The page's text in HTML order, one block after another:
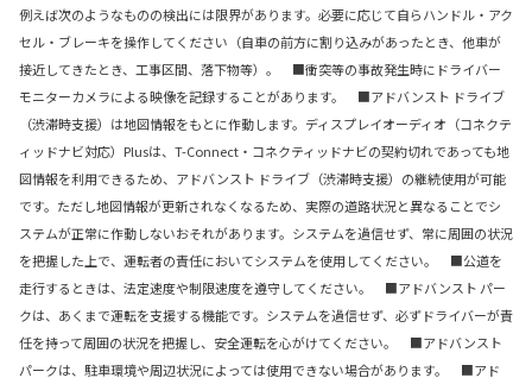
例えば次のようなものの検出には限界があります。必要に応じて自らハンドル・アク
セル・ブレーキを操作してください（自車の前方に割り込みがあったとき、他車が
接近してきたとき、工事区間、落下物等）。 ■衝突等の事故発生時にドライバー
モニターカメラによる映像を記録することがあります。 ■アドバンスト ドライブ
（渋滞時支援）は地図情報をもとに作動します。ディスプレイオーディオ（コネクテ
ィッドナビ対応）Plusは、T-Connect・コネクティッドナビの契約切れであっても地
図情報を利用できるため、アドバンスト ドライブ（渋滞時支援）の継続使用が可能
です。ただし地図情報が更新されなくなるため、実際の道路状況と異なることでシ
ステムが正常に作動しないおそれがあります。システムを過信せず、常に周囲の状況
を把握した上で、運転者の責任においてシステムを使用してください。 ■公道を
走行するときは、法定速度や制限速度を遵守してください。 ■アドバンスト パー
クは、あくまで運転を支援する機能です。システムを過信せず、必ずドライバーが責
任を持って周囲の状況を把握し、安全運転を心がけてください。 ■アドバンスト
パークは、駐車環境や周辺状況によっては使用できない場合があります。 ■アド